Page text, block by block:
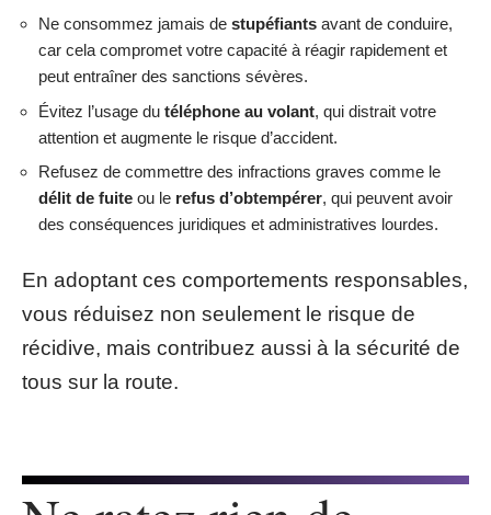
Ne consommez jamais de stupéfiants avant de conduire,
car cela compromet votre capacité à réagir rapidement et
peut entraîner des sanctions sévères.
Évitez l’usage du téléphone au volant, qui distrait votre
attention et augmente le risque d’accident.
Refusez de commettre des infractions graves comme le
délit de fuite ou le refus d’obtempérer, qui peuvent avoir
des conséquences juridiques et administratives lourdes.
En adoptant ces comportements responsables,
vous réduisez non seulement le risque de
récidive, mais contribuez aussi à la sécurité de
tous sur la route.